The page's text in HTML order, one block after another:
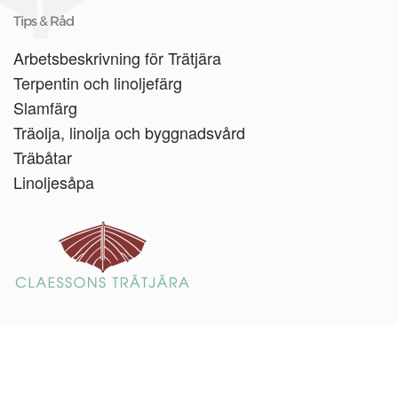
Tips & Råd
Arbetsbeskrivning för Trätjära
Terpentin och linoljefärg
Slamfärg
Träolja, linolja och byggnadsvård
Träbåtar
Linoljesåpa